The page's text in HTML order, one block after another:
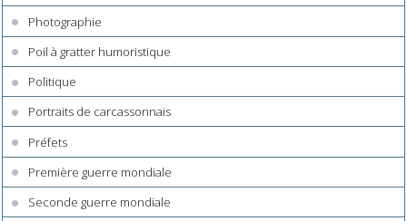
Photographie
Poil à gratter humoristique
Politique
Portraits de carcassonnais
Préfets
Première guerre mondiale
Seconde guerre mondiale